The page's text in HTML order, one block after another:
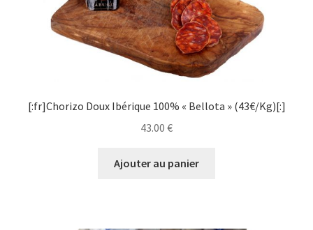
[:fr]Chorizo Doux Ibérique 100% « Bellota » (43€/Kg)[:]
43.00 €
Ajouter au panier